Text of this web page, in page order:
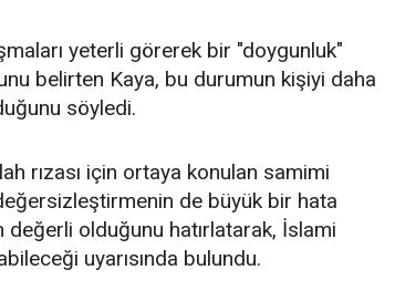
yeterli görerek bir "doygunluk"
belirten Kaya, bu durumun kişiyi daha
söyledi.
rızası için ortaya konulan samimi
de büyük bir hata
değerli olduğunu hatırlatarak, İslami
uyarısında bulundu.